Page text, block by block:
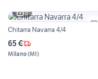
6
Chitarra Navarra 4/4
65 €
Milano(MI)